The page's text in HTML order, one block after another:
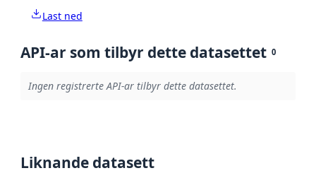
Last ned
API-ar som tilbyr dette datasettet 0
Ingen registrerte API-ar tilbyr dette datasettet.
Liknande datasett